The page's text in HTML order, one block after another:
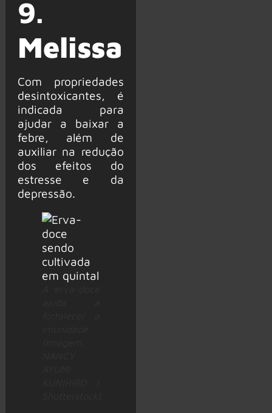
9.
Melissa
Com propriedades
desintoxicantes, é
indicada para
ajudar a baixar a
febre, além de
auxiliar na redução
dos efeitos do
estresse e da
depressão.